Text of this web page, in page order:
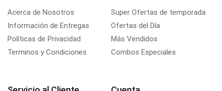
Acerca de Nosotros
Información de Entregas
Políticas de Privacidad
Terminos y Condiciones
Super Ofertas de temporada
Ofertas del Día
Más Vendidos
Combos Especiales